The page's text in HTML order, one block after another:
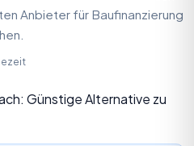
Anbieter für Baufinanzierung